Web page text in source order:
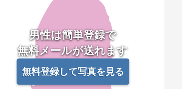
男性は簡単登録で
無料メールが送れます
無料登録して写真を見る